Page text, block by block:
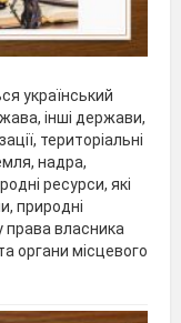
український
інші держави,
територіальні
надра,
ресурси, які
природні
права власника
органи місцевого